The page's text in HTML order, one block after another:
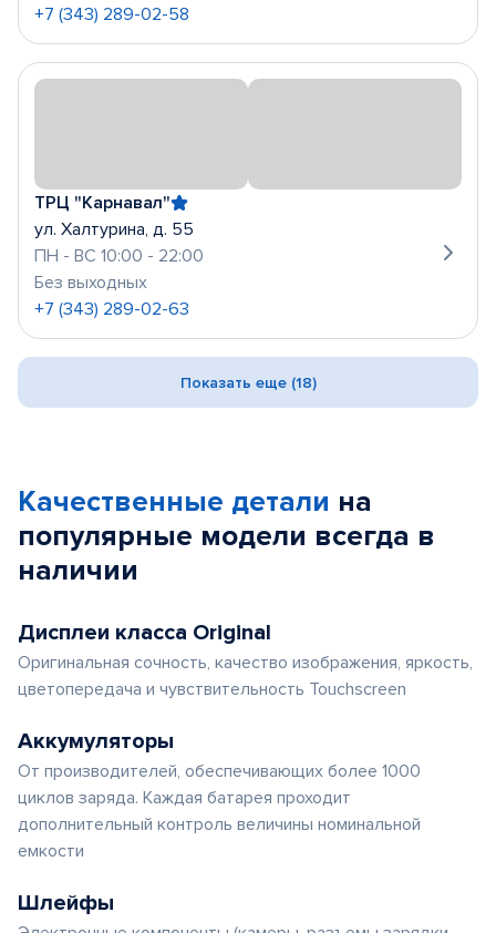
+7 (343) 289-02-58
ТРЦ "Карнавал"
ул. Халтурина, д. 55
ПН - ВС 10:00 - 22:00
Без выходных
+7 (343) 289-02-63
Показать еще (18)
Качественные детали на
популярные модели всегда в
наличии
Дисплеи класса Original
Оригинальная сочность, качество изображения, яркость,
цветопередача и чувствительность Touchscreen
Аккумуляторы
От производителей, обеспечивающих более 1000
циклов заряда. Каждая батарея проходит
дополнительный контроль величины номинальной
емкости
Шлейфы